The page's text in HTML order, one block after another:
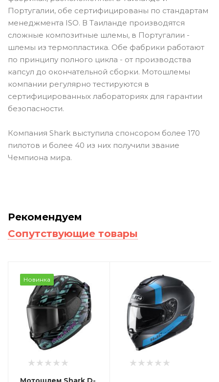
Португалии, обе сертифицированы по стандартам
менеджмента ISO. В Таиланде производятся
сложные композитные шлемы, в Португалии -
шлемы из термопластика. Обе фабрики работают
по принципу полного цикла - от производства
капсул до окончательной сборки. Мотошлемы
компании регулярно тестируются в
сертифицированных лабораториях для гарантии
безопасности.
Компания Shark выступила спонсором более 170
пилотов и более 40 из них получили звание
Чемпиона мира.
Рекомендуем
Сопутствующие товары
Новинка